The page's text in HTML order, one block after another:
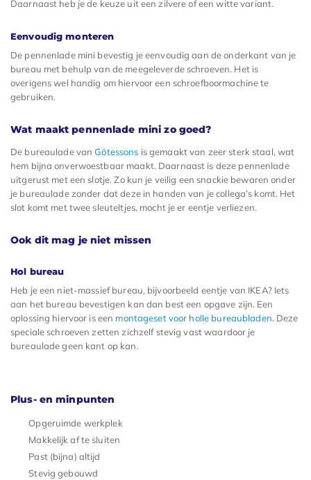
Daarnaast heb je de keuze uit een zilvere of een witte variant.
Eenvoudig monteren
De pennenlade mini bevestig je eenvoudig aan de onderkant van je
bureau met behulp van de meegeleverde schroeven. Het is
overigens wel handig om hiervoor een schroefboormachine te
gebruiken.
Wat maakt pennenlade mini zo goed?
De bureaulade vanGötessons is gemaakt van zeer sterk staal, wat
hem bijna onverwoestbaar maakt. Daarnaast is deze pennenlade
uitgerust met een slotje. Zo kun je veilig een snackie bewaren onder
je bureaulade zonder dat deze in handen van je collega’s komt. Het
slot komt met twee sleuteltjes, mocht je er eentje verliezen.
Ook dit mag je niet missen
Hol bureau
Heb je een niet-massief bureau, bijvoorbeeld eentje van IKEA? Iets
aan het bureau bevestigen kan dan best een opgave zijn. Een
oplossing hiervoor is een montageset voor holle bureaubladen. Deze
speciale schroeven zetten zichzelf stevig vast waardoor je
bureaulade geen kant op kan.
Plus- en minpunten
Opgeruimde werkplek
Makkelijk af te sluiten
Past (bijna) altijd
Stevig gebouwd